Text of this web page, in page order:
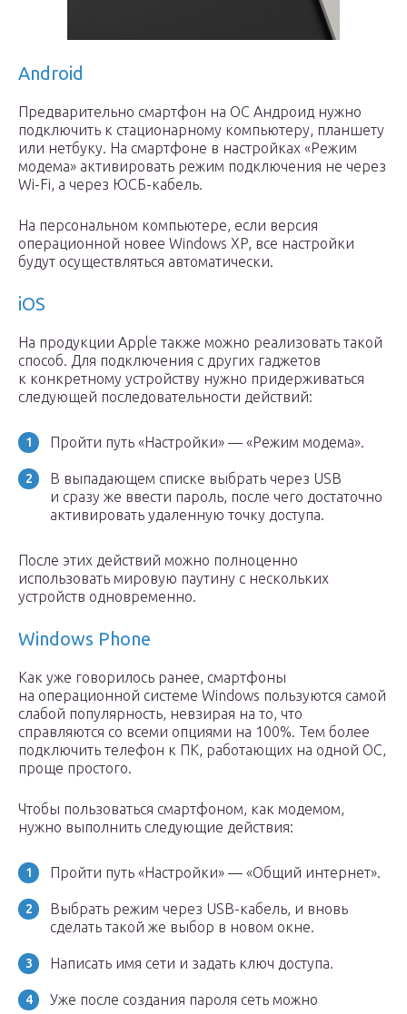
Android
Предварительно смартфон на ОС Андроид нужно
подключить к стационарному компьютеру, планшету
или нетбуку. На смартфоне в настройках «Режим
модема» активировать режим подключения не через
Wi-Fi, а через ЮСБ-кабель.
На персональном компьютере, если версия
операционной новее Windows XP, все настройки
будут осуществляться автоматически.
iOS
На продукции Apple также можно реализовать такой
способ. Для подключения с других гаджетов
к конкретному устройству нужно придерживаться
следующей последовательности действий:
Пройти путь «Настройки» — «Режим модема».
В выпадающем списке выбрать через USB
и сразу же ввести пароль, после чего достаточно
активировать удаленную точку доступа.
После этих действий можно полноценно
использовать мировую паутину с нескольких
устройств одновременно.
Windows Phone
Как уже говорилось ранее, смартфоны
на операционной системе Windows пользуются самой
слабой популярность, невзирая на то, что
справляются со всеми опциями на 100%. Тем более
подключить телефон к ПК, работающих на одной ОС,
проще простого.
Чтобы пользоваться смартфоном, как модемом,
нужно выполнить следующие действия:
Пройти путь «Настройки» — «Общий интернет».
Выбрать режим через USB-кабель, и вновь
сделать такой же выбор в новом окне.
Написать имя сети и задать ключ доступа.
Уже после создания пароля сеть можно